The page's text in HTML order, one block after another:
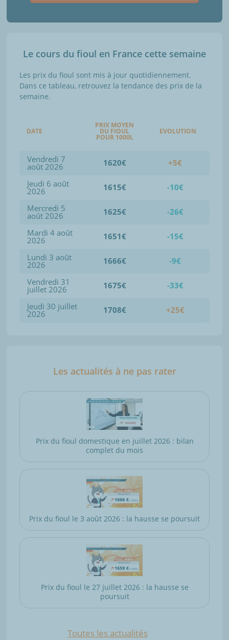
Le cours du fioul en France cette semaine
Les prix du fioul sont mis à jour quotidiennement.
Dans ce tableau, retrouvez la tendance des prix de la
semaine.
DATE
PRIX MOYEN
DU FIOUL
POUR 1000L
EVOLUTION
Vendredi 7
août 2026 1620€
+5€
Jeudi 6 août
2026 1615€
-10€
Mercredi 5
août 2026 1625€
-26€
Mardi 4 août
2026 1651€
-15€
Lundi 3 août
2026 1666€
-9€
Vendredi 31
juillet 2026 1675€
-33€
Jeudi 30 juillet
2026 1708€ +25€
Les actualités à ne pas rater
Prix du fioul domestique en juillet 2026 : bilan
complet du mois
Prix du fioul le 3 août 2026 : la hausse se poursuit
Prix du fioul le 27 juillet 2026 : la hausse se
poursuit
Toutes les actualités